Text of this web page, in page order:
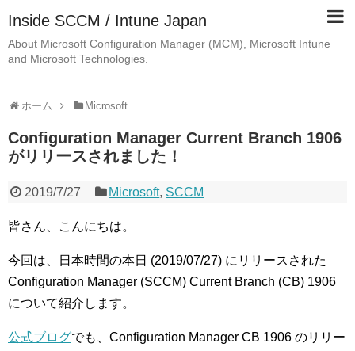
Inside SCCM / Intune Japan
About Microsoft Configuration Manager (MCM), Microsoft Intune
and Microsoft Technologies.
ホーム Microsoft
Configuration Manager Current Branch 1906
がリリースされました！
2019/7/27 Microsoft, SCCM
皆さん、こんにちは。
今回は、日本時間の本日 (2019/07/27) にリリースされた
Configuration Manager (SCCM) Current Branch (CB) 1906
について紹介します。
公式ブログでも、Configuration Manager CB 1906 のリリー